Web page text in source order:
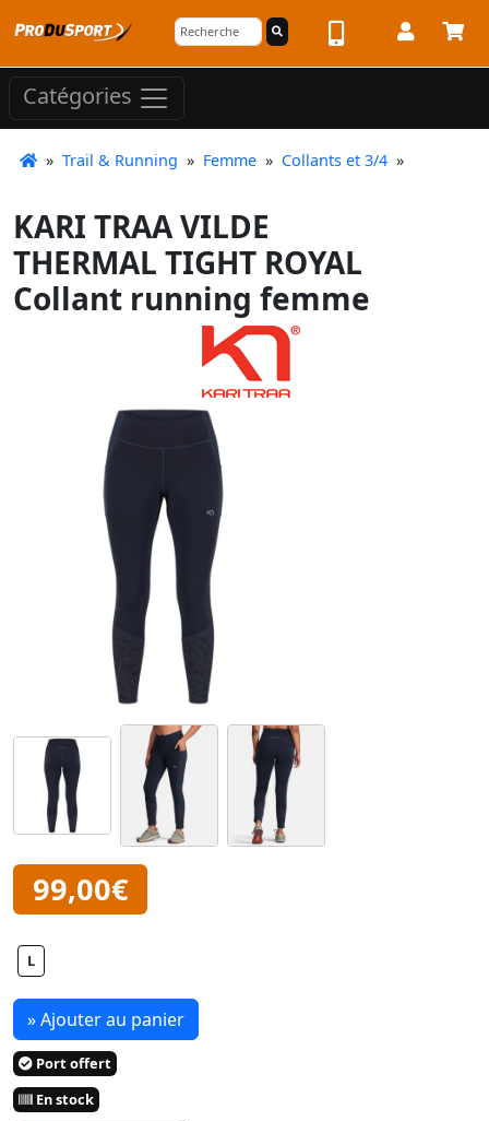
Catégories
» Trail & Running » Femme » Collants et 3/4 »
KARI TRAA VILDE
THERMAL TIGHT ROYAL
Collant running femme
99,00€
L
» Ajouter au panier
Port offert
En stock